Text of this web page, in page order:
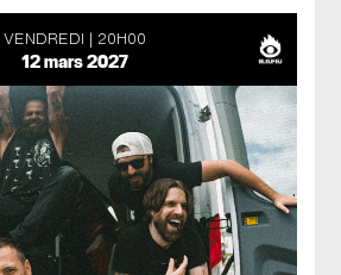
VENDREDI 20H00
12 mars 2027